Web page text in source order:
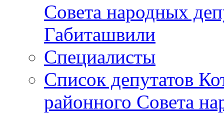
Совета народных
Габиташвили
Специалисты
Список депутатов
районного Совета